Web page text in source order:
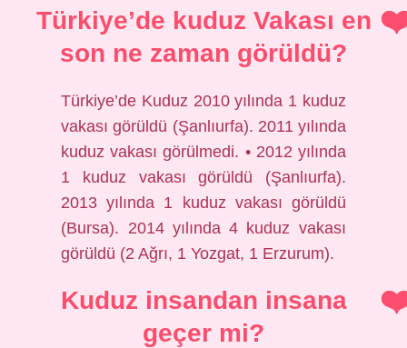
Türkiye’de kuduz Vakası en
son ne zaman görüldü?
Türkiye’de Kuduz 2010 yılında 1 kuduz
vakası görüldü (Şanlıurfa). 2011 yılında
kuduz vakası görülmedi. • 2012 yılında
1 kuduz vakası görüldü (Şanlıurfa).
2013 yılında 1 kuduz vakası görüldü
(Bursa). 2014 yılında 4 kuduz vakası
görüldü (2 Ağrı, 1 Yozgat, 1 Erzurum).
Kuduz insandan insana
geçer mi?